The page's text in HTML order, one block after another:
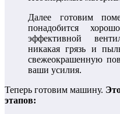
Далее готовим
понадобится
эффективной
никакая грязь и
свежеокрашенную
ваши усилия.
Теперь готовим машину.
этапов: